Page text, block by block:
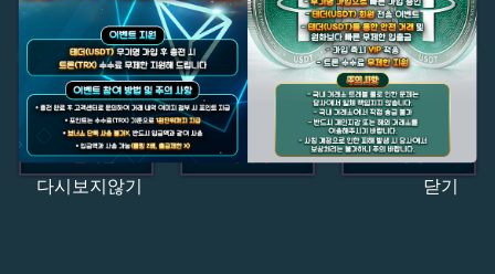
다시보지않기 닫기